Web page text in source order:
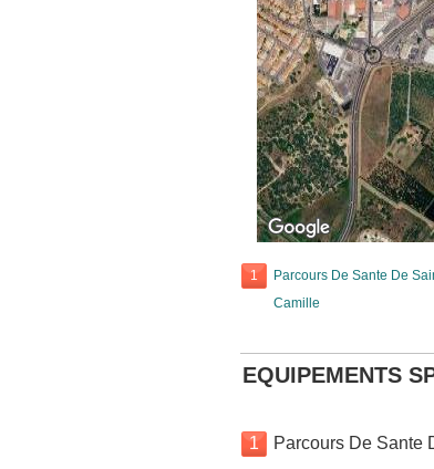
1
Parcours De Sante De
Camille
EQUIPEMENTS
1 Parcours De Sante